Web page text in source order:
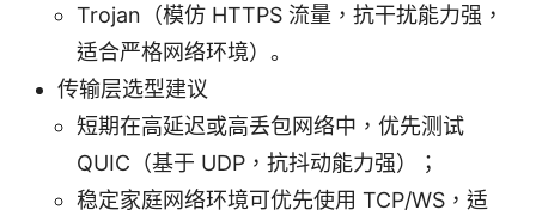
Trojan（模仿 HTTPS 流量，抗干扰能力强，
适合严格网络环境）。
传输层选型建议
短期在高延迟或高丢包网络中，优先测试
QUIC（基于 UDP，抗抖动能力强）；
稳定家庭网络环境可优先使用 TCP/WS，适